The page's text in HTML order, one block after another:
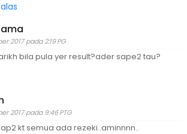
2017 pada 2:19 PG
bila pula yer result?ader sape2 tau?
2017 pada 9:46 PTG
kt semua ada rezeki..aminnnn..